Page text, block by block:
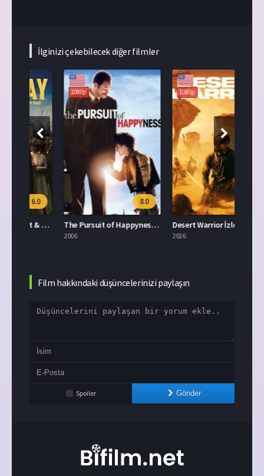
İlginizi çekebilecek diğer filmler
1080p
The Pursuit of Happyness 2006 İzle
1080p
4.3
Desert Warrior İzle
Film hakkındaki düşüncelerinizi paylaşın
Spoiler Gönder